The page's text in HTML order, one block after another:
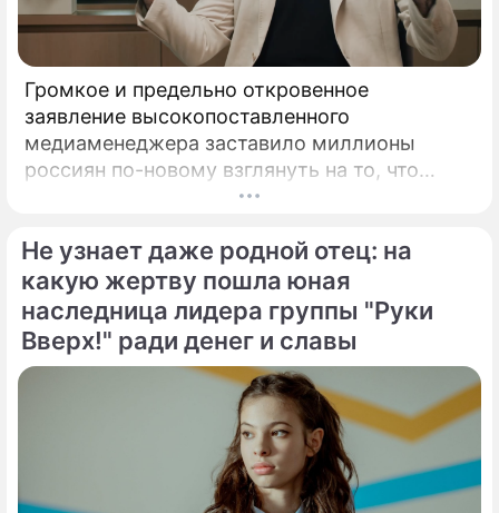
Громкое и предельно откровенное
заявление высокопоставленного
медиаменеджера заставило миллионы
россиян по-новому взглянуть на то, что
годами происходит на экране главного
Генеральный директор мощнейшего
холдинга "Газпром-медиа" Александр Жаров
решился на неожидаемый и крайне острый
демарш.
Не узнает даже родной отец: на
какую жертву пошла юная
наследница лидера группы "Руки
Вверх!" ради денег и славы